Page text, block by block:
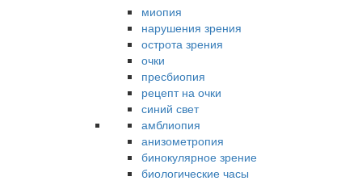
миопия
нарушения зрения
острота зрения
очки
пресбиопия
рецепт на очки
синий свет
амблиопия
анизометропия
бинокулярное зрение
биологические часы